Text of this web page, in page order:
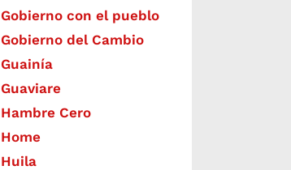
Gobierno con el pueblo
Gobierno del Cambio
Guainía
Guaviare
Hambre Cero
Home
Huila